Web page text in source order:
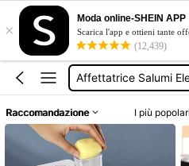
×
Moda online-SHEIN APP
Scarica l'app e ottieni tante
(12,439)
Affettatrice Elettrica
Affettatrice Salumi
Affettatrice Salumi
Affettatrice Elettrica
Raccomandazione I più popolari